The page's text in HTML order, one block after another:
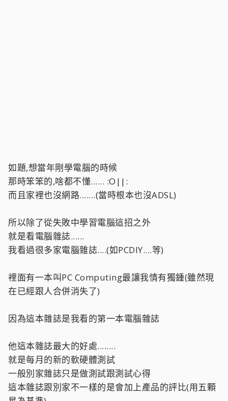
如題,想當年剛學電腦的時候
那時笨笨的,啥都不懂...... :O||:
而且家裡也沒網路.......(當時根本也沒ADSL)
所以除了從失敗中學習電腦這招之外
就是看電腦雜誌......
我看過很多家電腦雜誌....(如PCDIY....等)
裡面有一本叫PC Computing最讓我情有獨鍾(雖然現
在已經跟人合併消失了)
因為這本雜誌是我看的第一本電腦雜誌
他這本雜誌最大的好處........
就是每月的新的軟硬體測試
一般別家雜誌只是做測試跟測試心得
這本雜誌跟別家不一樣的是會加上產品的評比(用五顆